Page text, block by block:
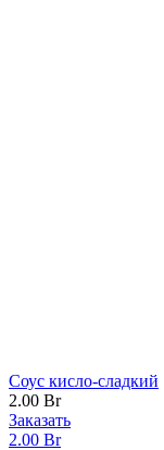
Соус кисло-сладкий
2.00 Br
Заказать
2.00 Br